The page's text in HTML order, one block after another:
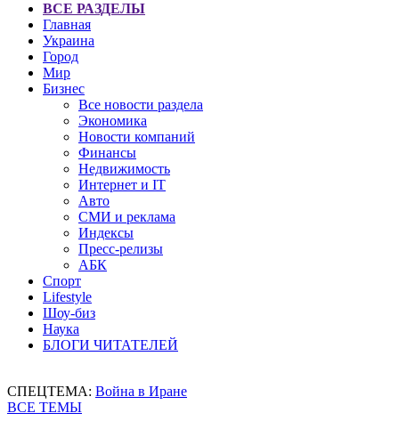
ВСЕ РАЗДЕЛЫ
Главная
Украина
Город
Мир
Бизнес
Все новости раздела
Экономика
Новости компаний
Финансы
Недвижимость
Интернет и IT
Авто
СМИ и реклама
Индексы
Пресс-релизы
АБК
Спорт
Lifestyle
Шоу-биз
Наука
БЛОГИ ЧИТАТЕЛЕЙ
СПЕЦТЕМА: Война в Иране
ВСЕ ТЕМЫ